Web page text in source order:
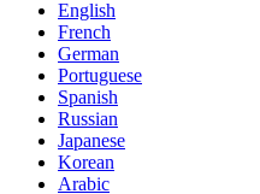
English
French
German
Portuguese
Spanish
Russian
Japanese
Korean
Arabic